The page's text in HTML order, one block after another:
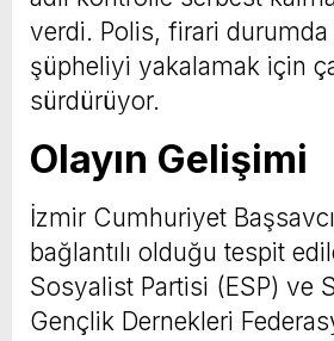
verdi. Polis, firari durumda
şüpheliyi yakalamak için
sürdürüyor.
Olayın Gelişimi
İzmir Cumhuriyet
bağlantılı olduğu tespit
Sosyalist Partisi (ESP) ve
Gençlik Dernekleri